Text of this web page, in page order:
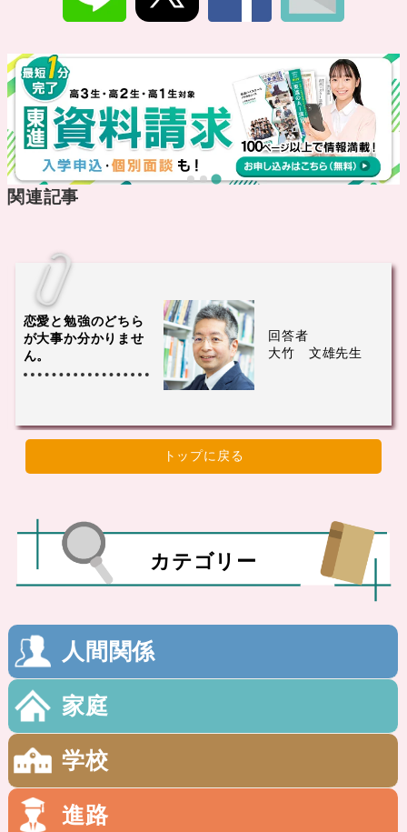
関連記事
恋愛と勉強のどちら
が大事か分かりませ
ん。
回答者
大竹 文雄先生
トップに戻る
カテゴリー
人間関係
家庭
学校
進路